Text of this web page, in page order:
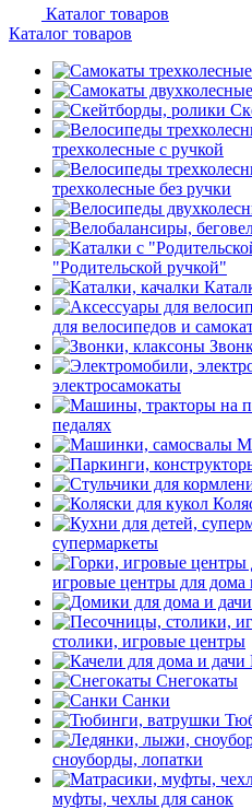
Каталог товаров
Каталог товаров
трехколесные с ручкой
трехколесные без ручки
"Родительской ручкой"
для велосипедов и
электросамокаты
педалях
супермаркеты
игровые центры для дома
столики, игровые центры
Снегокаты
Санки
сноуборды, лопатки
муфты, чехлы для санок